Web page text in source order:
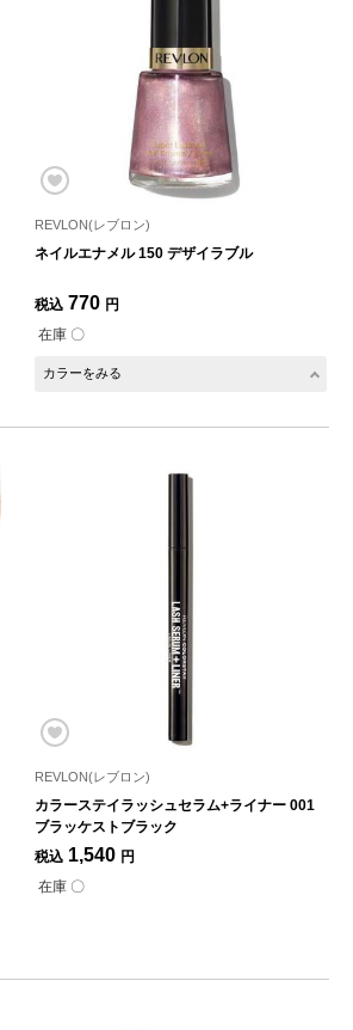
REVLON(レブロン)
ネイルエナメル 150 デザイラブル
税込 770 円
在庫 〇
カラーをみる
REVLON(レブロン)
カラーステイラッシュセラム+ライナー 001
ブラッケストブラック
税込 1,540 円
在庫 〇